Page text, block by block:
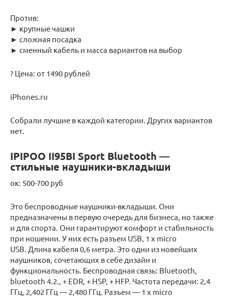
Против:
► крупные чашки
► сложная посадка
► сменный кабель и масса вариантов на выбор
? Цена: от 1490 рублей
iPhones.ru
Собрали лучшие в каждой категории. Других вариантов
нет.
IPIPOO II95BI Sport Bluetooth —
стильные наушники-вкладыши
ок: 500-700 руб
Это беспроводные наушники-вкладыши. Они
предназначены в первую очередь для бизнеса, но также
и для спорта. Они гарантируют комфорт и стабильность
при ношении. У них есть разъем USB, 1 x micro
USB. Длина кабеля 0,6 метра. Это одни из новейших
наушников, сочетающих в себе дизайн и
функциональность. Беспроводная связь: Bluetooth,
bluetooth 4.2., + EDR, + HSP, + HFP. Частота передачи: 2,4
ГГц, 2,402 ГГц — 2,480 ГГц. Разъем — 1 x micro